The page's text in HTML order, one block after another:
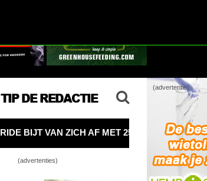
(advertentie)
TIP DE REDACTIE
OMSLAGPUNT VS: DE OPBRENGST VAN
(advertenties)